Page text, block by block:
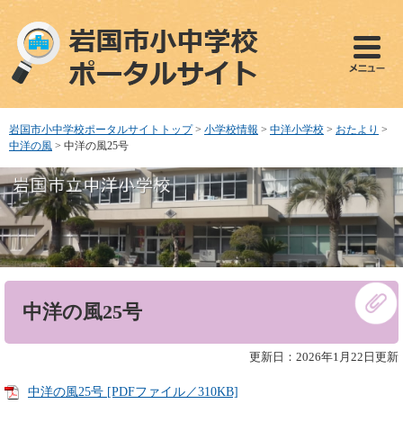
ペ
で
す
メ
ば
し
本
文
へ
岩国市小中学校ポータルサイトトップ > 小学校情報 > 中洋小学校 > おたより >
中洋の風 > 中洋の風25号
中洋の風25号
更新日：2026年1月22日更新
中洋の風25号 [PDFファイル／310KB]